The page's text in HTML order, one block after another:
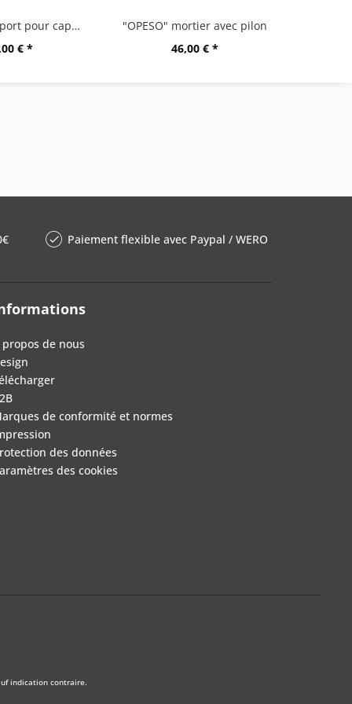
"CURO" support pour capsules
€ *
"OPESO" mortier avec pilon
46,00 € *
Paiement flexible avec Paypal / WERO
propos de nous
de conformité et normes
des données
des cookies
indication contraire.